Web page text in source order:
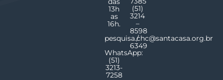
13h
as
16h.
pesquisa.chc@santacasa.org.br
WhatsApp:
(51)
3213-
7258
(51)
3214
–
8598
/
6349